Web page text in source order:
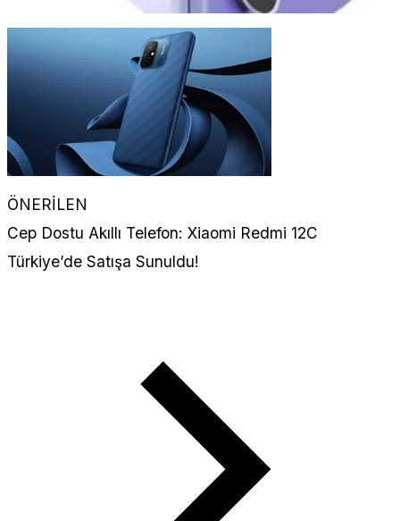
ÖNERİLEN
Cep Dostu Akıllı Telefon: Xiaomi Redmi 12C
Türkiye’de Satışa Sunuldu!